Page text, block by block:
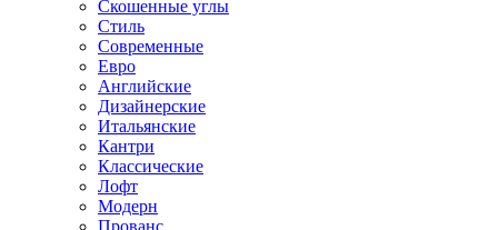
Скошенные углы
Стиль
Современные
Евро
Английские
Дизайнерские
Итальянские
Кантри
Классические
Лофт
Модерн
Прованс